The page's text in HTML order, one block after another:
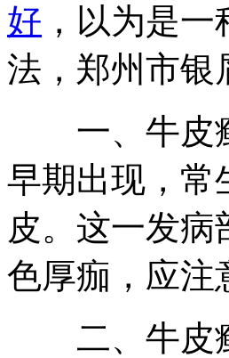
好 ，以为是
法，郑州市银
一、牛皮癣
早期出现，常
皮。这一发
色厚痂，应注
二、牛皮癣